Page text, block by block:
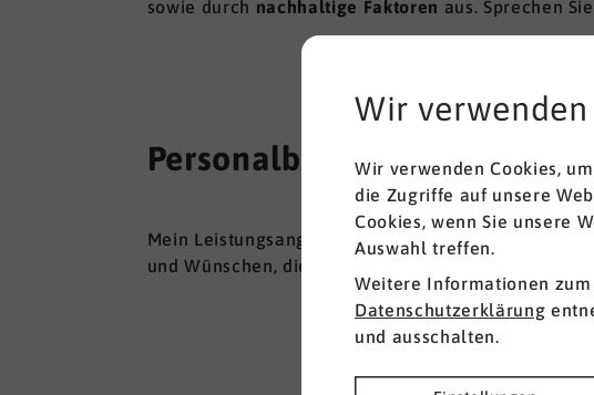
sowie durch nachhaltige Faktoren aus. Sprechen
Personalberatung Leistungen
Mein Leistungsangebot für den Bereich Beratung
und Wünschen, die ich mit meinen langjährigen
Wir verwenden
Wir verwenden Cookies,
die Zugriffe auf unsere
Cookies, wenn Sie unsere
Auswahl treffen.
Weitere Informationen zum
Datenschutzerklärung
und ausschalten.